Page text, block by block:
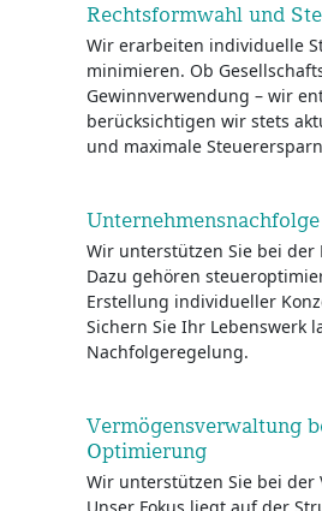
Rechtsformwahl und
Wir erarbeiten individuelle
minimieren. Ob
Gewinnverwendung – wir
berücksichtigen wir stets
und maximale
Unternehmensnachfolge
Wir unterstützen Sie bei
Dazu gehören
Erstellung individueller
Sichern Sie Ihr
Nachfolgeregelung.
Vermögensverwaltung
Optimierung
Wir unterstützen Sie bei